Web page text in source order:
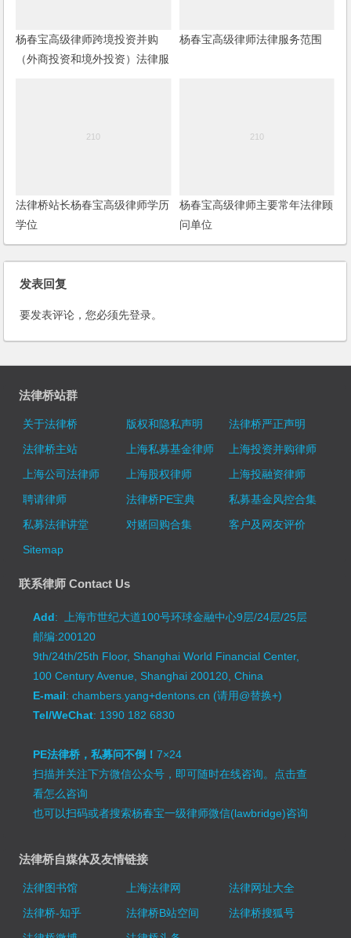
杨春宝高级律师跨境投资并购
（外商投资和境外投资）法律服
杨春宝高级律师法律服务范围
法律桥站长杨春宝高级律师学历
学位
杨春宝高级律师主要常年法律顾
问单位
发表回复
要发表评论，您必须先登录。
法律桥站群
关于法律桥 版权和隐私声明
法律桥严正声明
法律桥主站
上海私募基金律师
上海投资并购律师
上海公司法律师
上海股权律师
上海投融资律师
聘请律师
法律桥PE宝典
私募基金风控合集
私募法律讲堂
对赌回购合集
客户及网友评价
Sitemap
联系律师 Contact Us
Add: 上海市世纪大道100号环球金融中心9层/24层/25层
邮编:200120
9th/24th/25th Floor, Shanghai World Financial Center,
100 Century Avenue, Shanghai 200120, China
E-mail: chambers.yang+dentons.cn (请用@替换+)
Tel/WeChat: 1390 182 6830
PE法律桥，私募问不倒！7×24
扫描并关注下方微信公众号，即可随时在线咨询。 点击查
看怎么咨询
也可以扫码或者搜索杨春宝一级律师微信(lawbridge)咨询
法律桥自媒体及友情链接
法律图书馆 上海法律网
法律网址大全
法律桥-知乎
法律桥B站空间
法律桥搜狐号